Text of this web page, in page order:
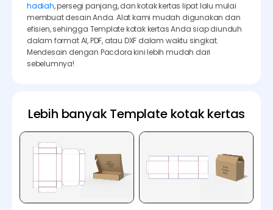
hadiah, persegi panjang, dan kotak kertas lipat lalu mulai
membuat desain Anda. Alat kami mudah digunakan dan
efisien, sehingga Template kotak kertas Anda siap diunduh
dalam format AI, PDF, atau DXF dalam waktu singkat.
Mendesain dengan Pacdora kini lebih mudah dari
sebelumnya!
Lebih banyak Template kotak kertas